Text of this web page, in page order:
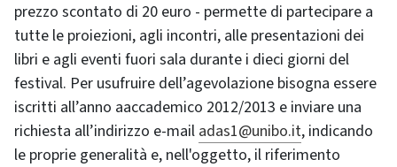
prezzo scontato di 20 euro - permette di partecipare a
tutte le proiezioni, agli incontri, alle presentazioni dei
libri e agli eventi fuori sala durante i dieci giorni del
festival. Per usufruire dell’agevolazione bisogna essere
iscritti all’anno aaccademico 2012/2013 e inviare una
richiesta all’indirizzo e-mail adas1@unibo.it, indicando
le proprie generalità e, nell'oggetto, il riferimento